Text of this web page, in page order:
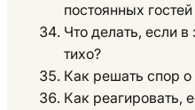
постоянных
Что делать, если
тихо?
Как решать спор
Как реагировать,